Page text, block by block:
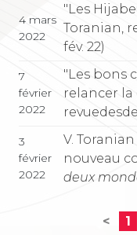
4 mars
2022
"Les
Toranian,
fév. 22)
7
février
2022
"Les bons
relancer la
3
février
2022
V. Toranian
nouveau
deux
< 1